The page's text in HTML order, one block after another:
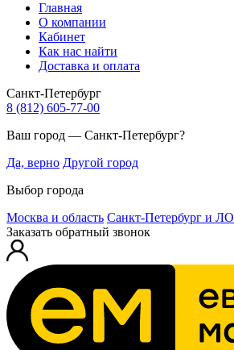
Главная
О компании
Кабинет
Как нас найти
Доставка и оплата
Санкт-Петербург
8 (812) 605-77-00
Ваш город — Санкт-Петербург?
Да, верно Другой город
Выбор города
Москва и область Санкт-Петербург и ЛО
Заказать обратный звонок